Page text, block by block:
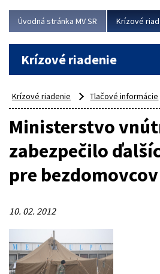
Úvodná stránka MV SR Krízové
Krízové riadenie
Krízové riadenie Tlačové informácie
Ministerstvo
zabezpečilo
pre bezdomovcov
10. 02. 2012